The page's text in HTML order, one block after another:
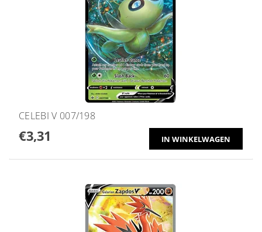
CELEBI V 007/198
€3,31